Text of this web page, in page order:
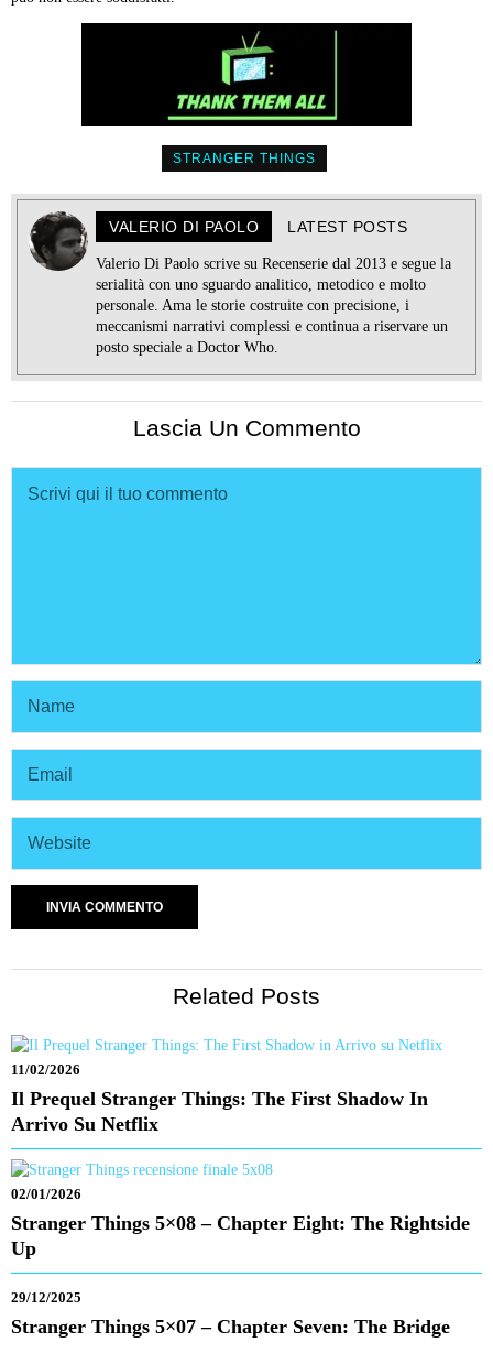
STRANGER THINGS
VALERIO DI PAOLO LATEST POSTS
Valerio Di Paolo scrive su Recenserie dal 2013 e segue la
serialità con uno sguardo analitico, metodico e molto
personale. Ama le storie costruite con precisione, i
meccanismi narrativi complessi e continua a riservare un
posto speciale a Doctor Who.
Lascia Un Commento
Related Posts
11/02/2026
Il Prequel Stranger Things: The First Shadow In
Arrivo Su Netflix
02/01/2026
Stranger Things 5×08 – Chapter Eight: The Rightside
Up
29/12/2025
Stranger Things 5×07 – Chapter Seven: The Bridge